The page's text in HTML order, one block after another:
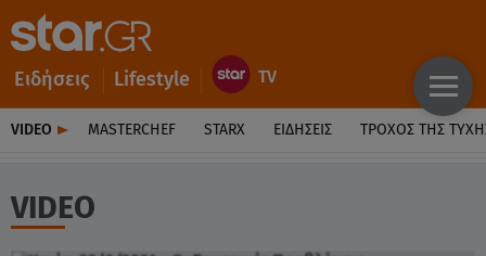
Ειδήσεις Lifestyle
VIDEO MASTERCHEF STARX ΕΙΔΉΣΕΙΣ ΤΡΟΧΌΣ ΤΗΣ
VIDEO